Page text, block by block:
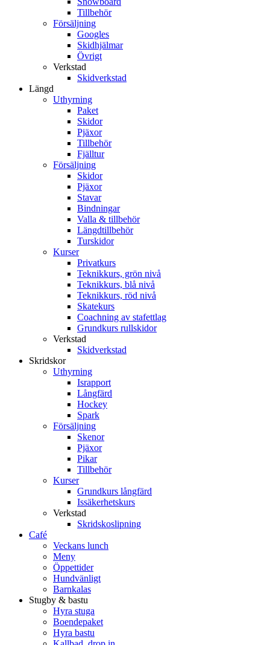
Tillbehör
Försäljning
Googles
Skidhjälmar
Övrigt
Verkstad
Skidverkstad
Längd
Uthyrning
Paket
Skidor
Pjäxor
Tillbehör
Fjälltur
Försäljning
Skidor
Pjäxor
Stavar
Bindningar
Valla & tillbehör
Längdtillbehör
Turskidor
Kurser
Privatkurs
Teknikkurs, grön nivå
Teknikkurs, blå nivå
Teknikkurs, röd nivå
Skatekurs
Coachning av stafettlag
Grundkurs rullskidor
Verkstad
Skidverkstad
Skridskor
Uthyrning
Israpport
Långfärd
Hockey
Spark
Försäljning
Skenor
Pjäxor
Pikar
Tillbehör
Kurser
Grundkurs långfärd
Issäkerhetskurs
Verkstad
Skridskoslipning
Café
Veckans lunch
Meny
Öppettider
Hundvänligt
Barnkalas
Stugby & bastu
Hyra stuga
Boendepaket
Hyra bastu